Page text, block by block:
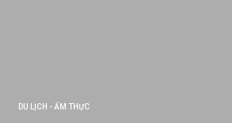
DU LỊCH - ẨM THỰC